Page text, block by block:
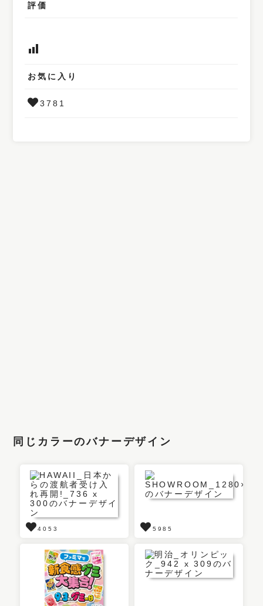
評価
お気に入り
3781
同じカラーのバナーデザイン
4053 5985